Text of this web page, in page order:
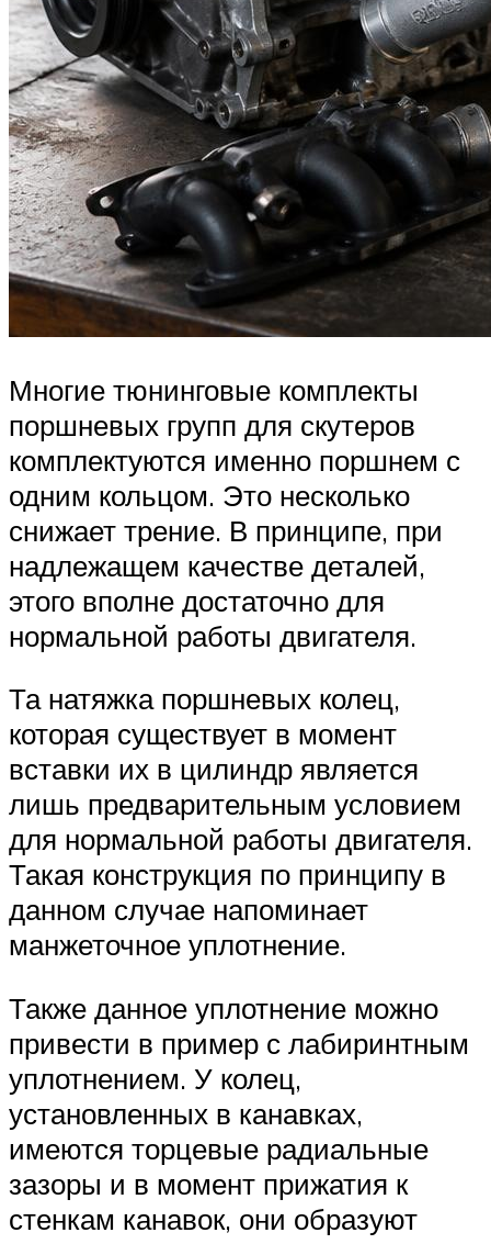
Многие тюнинговые комплекты
поршневых групп для скутеров
комплектуются именно поршнем с
одним кольцом. Это несколько
снижает трение. В принципе, при
надлежащем качестве деталей,
этого вполне достаточно для
нормальной работы двигателя.
Та натяжка поршневых колец,
которая существует в момент
вставки их в цилиндр является
лишь предварительным условием
для нормальной работы двигателя.
Такая конструкция по принципу в
данном случае напоминает
манжеточное уплотнение.
Также данное уплотнение можно
привести в пример с лабиринтным
уплотнением. У колец,
установленных в канавках,
имеются торцевые радиальные
зазоры и в момент прижатия к
стенкам канавок, они образуют